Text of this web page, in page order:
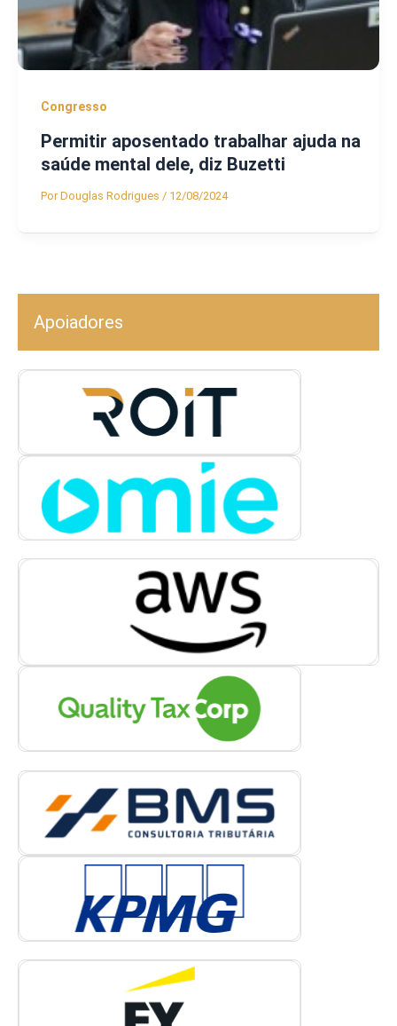
Congresso
Permitir aposentado trabalhar ajuda na
saúde mental dele, diz Buzetti
PorDouglas Rodrigues / 12/08/2024
Apoiadores